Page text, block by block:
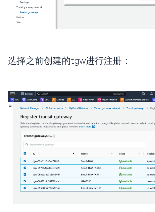
选择之前创建的tgw进行注册：